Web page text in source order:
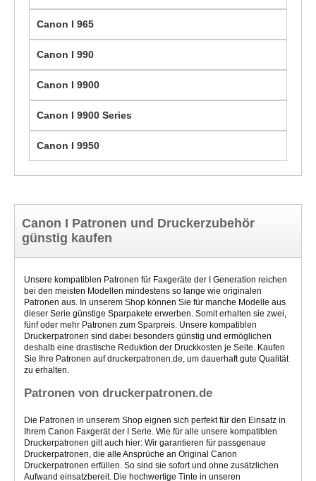
Canon I 965
Canon I 990
Canon I 9900
Canon I 9900 Series
Canon I 9950
Canon I Patronen und Druckerzubehör
günstig kaufen
Unsere kompatiblen Patronen für Faxgeräte der I Generation reichen
bei den meisten Modellen mindestens so lange wie originalen
Patronen aus. In unserem Shop können Sie für manche Modelle aus
dieser Serie günstige Sparpakete erwerben. Somit erhalten sie zwei,
fünf oder mehr Patronen zum Sparpreis. Unsere kompatiblen
Druckerpatronen sind dabei besonders günstig und ermöglichen
deshalb eine drastische Reduktion der Druckkosten je Seite. Kaufen
Sie Ihre Patronen auf druckerpatronen.de, um dauerhaft gute Qualität
zu erhalten.
Patronen von druckerpatronen.de
Die Patronen in unserem Shop eignen sich perfekt für den Einsatz in
Ihrem Canon Faxgerät der I Serie. Wie für alle unsere kompatiblen
Druckerpatronen gilt auch hier: Wir garantieren für passgenaue
Druckerpatronen, die alle Ansprüche an Original Canon
Druckerpatronen erfüllen. So sind sie sofort und ohne zusätzlichen
Aufwand einsatzbereit. Die hochwertige Tinte in unseren